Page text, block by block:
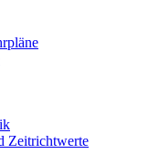
Zeitrichtwerte